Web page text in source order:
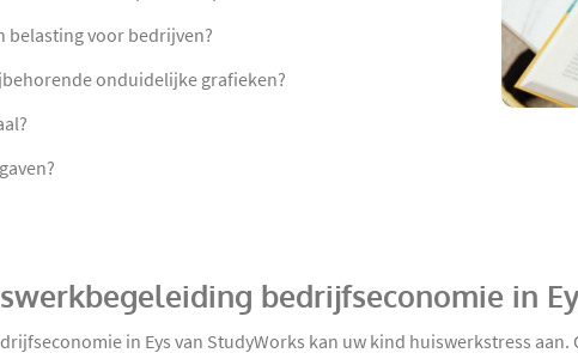
belasting voor bedrijven?
onduidelijke grafieken?
bedrijfseconomie in
in Eys van StudyWorks kan uw kind huiswerkstress